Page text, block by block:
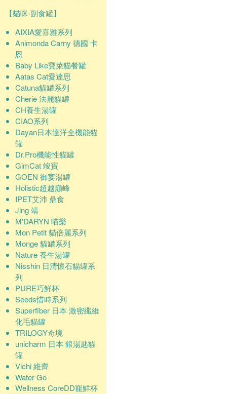
【貓咪-副食罐】
AIXIA愛喜雅系列
Animonda Carny 德國 卡
恩
Baby Like寶萊貓餐罐
Aatas Cat愛達思
Catuna貓罐系列
Cherie 法麗貓罐
CH養生湯罐
CIAO系列
Dayan日本達洋全機能貓
罐
Dr.Pro機能性貓罐
GimCat 竣寶
GOEN 御宴湯罐
Holistic超越巔峰
IPET艾沛 鼎食
Jing 靖
M'DARYN 喵樂
Mon Petit 貓倍麗系列
Monge 貓罐系列
Nature 養生湯罐
Nisshin 日清懷石貓罐系
列
PURE巧鮮杯
Seeds惜時系列
Superfiber 日本 激密纖維
化毛貓罐
TRILOGY奇境
unicharm 日本 銀湯匙貓
罐
Vichi 維齊
Water Go
Wellness CoreDD寵鮮杯